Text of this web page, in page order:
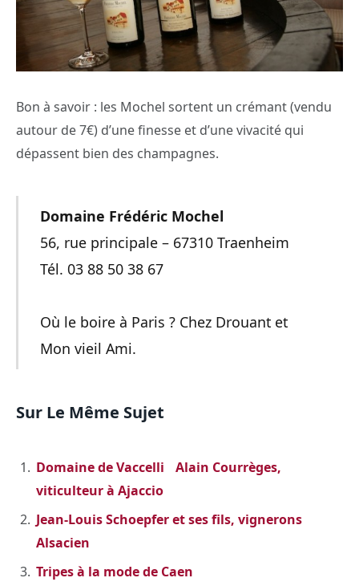
Bon à savoir : les Mochel sortent un crémant (vendu
autour de 7€) d’une finesse et d’une vivacité qui
dépassent bien des champagnes.
Domaine Frédéric Mochel
56, rue principale – 67310 Traenheim
Tél. 03 88 50 38 67
Où le boire à Paris ? Chez Drouant et
Mon vieil Ami.
Sur Le Même Sujet
Domaine de Vaccelli Alain Courrèges,
viticulteur à Ajaccio
Jean-Louis Schoepfer et ses fils, vignerons
Alsacien
Tripes à la mode de Caen